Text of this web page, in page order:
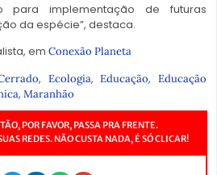
para implementação de futuras
da espécie”, destaca.
em Conexão Planeta
, Ecologia,Educação,Educação
, Maranhão
POR FAVOR, PASSA PRA FRENTE.
REDES. NÃO CUSTA NADA, É SÓ CLICAR!